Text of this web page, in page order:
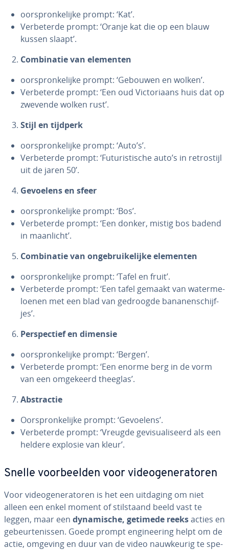
oor­spron­ke­lij­ke prompt: ‘Kat’.
Ver­be­ter­de prompt: ‘Oranje kat die op een blauw
kussen slaapt’.
Com­bi­na­tie van elementen
oor­spron­ke­lij­ke prompt: ‘Gebouwen en wolken’.
Ver­be­ter­de prompt: ‘Een oud Vic­to­ri­aans huis dat op
zwevende wolken rust’.
Stijl en tijdperk
oor­spron­ke­lij­ke prompt: ‘Auto’s’.
Ver­be­ter­de prompt: ‘Fu­tu­ris­ti­sche auto’s in re­tro­stijl
uit de jaren 50’.
Gevoelens en sfeer
oor­spron­ke­lij­ke prompt: ‘Bos’.
Ver­be­ter­de prompt: ‘Een donker, mistig bos badend
in maanlicht’.
Com­bi­na­tie van on­ge­brui­ke­lij­ke elementen
oor­spron­ke­lij­ke prompt: ‘Tafel en fruit’.
Ver­be­ter­de prompt: ‘Een tafel gemaakt van wa­ter­me­
loe­nen met een blad van gedroogde ba­na­nen­schijf­
jes’.
Per­spec­tief en dimensie
oor­spron­ke­lij­ke prompt: ‘Bergen’.
Ver­be­ter­de prompt: ‘Een enorme berg in de vorm
van een omgekeerd theeglas’.
Ab­strac­tie
Oor­spron­ke­lij­ke prompt: ‘Gevoelens’.
Ver­be­ter­de prompt: ‘Vreugde ge­vi­su­a­li­seerd als een
heldere explosie van kleur’.
Snelle voor­beel­den voor vi­deo­ge­ne­ra­to­ren
Voor vi­deo­ge­ne­ra­to­ren is het een uitdaging om niet
alleen een enkel moment of stil­staand beeld vast te
leggen, maar een dy­na­mi­sche, getimede reeksacties en
ge­beur­te­nis­sen. Goede prompt en­gi­nee­ring helpt om de
actie, omgeving en duur van de video nauw­keu­rig te spe­